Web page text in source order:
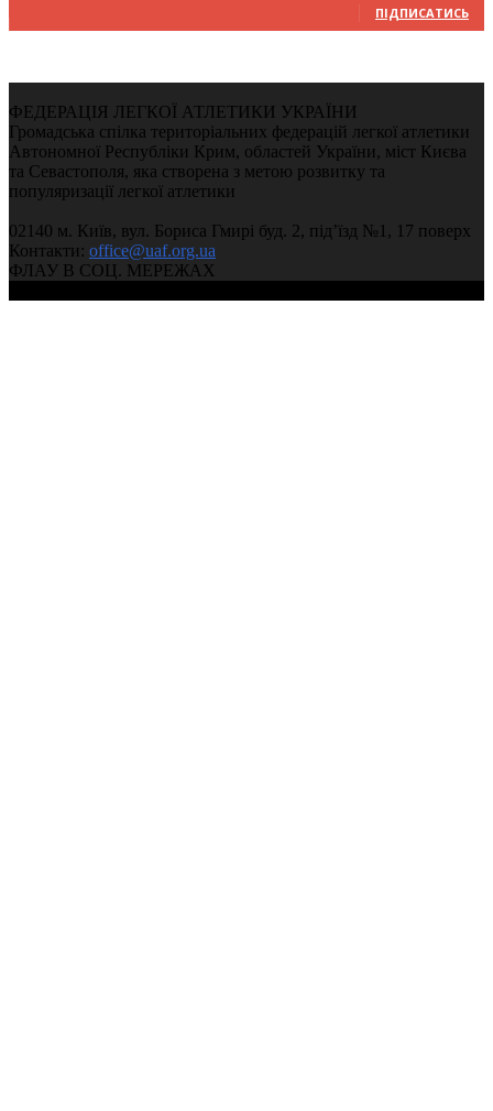
ПІДПИСАТИСЬ
ФЕДЕРАЦІЯ ЛЕГКОЇ АТЛЕТИКИ УКРАЇНИ
Громадська спілка територіальних федерацій легкої атлетики
Автономної Республіки Крим, областей України, міст Києва
та Севастополя, яка створена з метою розвитку та
популяризації легкої атлетики
02140 м. Київ, вул. Бориса Гмирі буд. 2, під’їзд №1, 17 поверх
Контакти: office@uaf.org.ua
ФЛАУ В СОЦ. МЕРЕЖАХ